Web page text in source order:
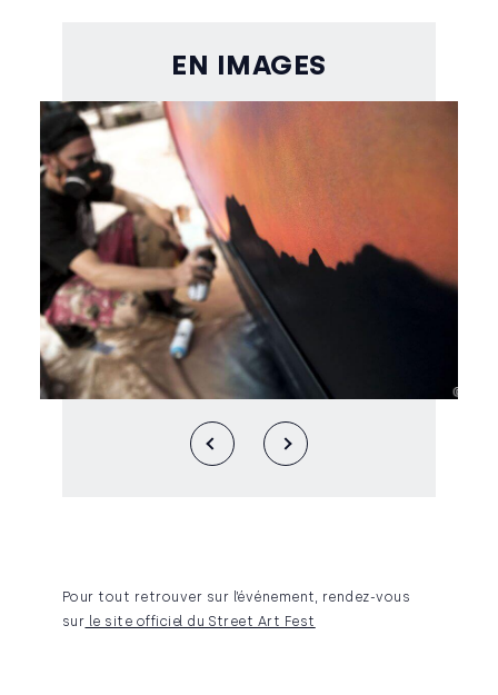
EN IMAGES
Pour tout retrouver sur l’événement, rendez-vous
sur le site officiel du Street Art Fest